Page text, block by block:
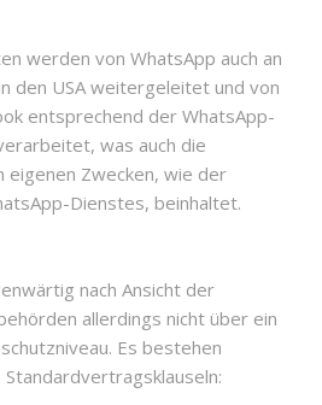
werden von WhatsApp auch an
den USA weitergeleitet und von
entsprechend der WhatsApp-
was auch die
eigenen Zwecken, wie der
Dienstes, beinhaltet.
nach Ansicht der
allerdings nicht über ein
Es bestehen